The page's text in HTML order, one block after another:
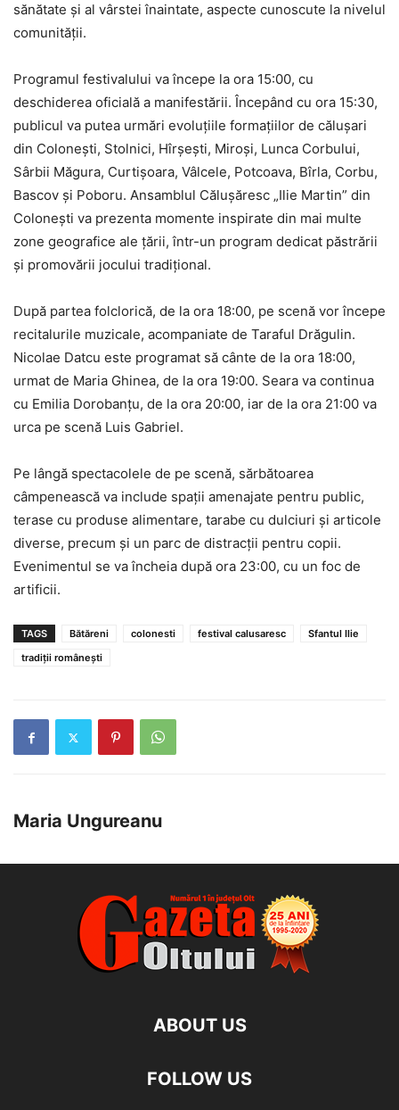
sănătate și al vârstei înaintate, aspecte cunoscute la nivelul
comunității.
Programul festivalului va începe la ora 15:00, cu
deschiderea oficială a manifestării. Începând cu ora 15:30,
publicul va putea urmări evoluțiile formațiilor de călușari
din Colonești, Stolnici, Hîrșești, Miroși, Lunca Corbului,
Sârbii Măgura, Curtișoara, Vâlcele, Potcoava, Bîrla, Corbu,
Bascov și Poboru. Ansamblul Călușăresc „Ilie Martin” din
Colonești va prezenta momente inspirate din mai multe
zone geografice ale țării, într-un program dedicat păstrării
și promovării jocului tradițional.
După partea folclorică, de la ora 18:00, pe scenă vor începe
recitalurile muzicale, acompaniate de Taraful Drăgulin.
Nicolae Datcu este programat să cânte de la ora 18:00,
urmat de Maria Ghinea, de la ora 19:00. Seara va continua
cu Emilia Dorobanțu, de la ora 20:00, iar de la ora 21:00 va
urca pe scenă Luis Gabriel.
Pe lângă spectacolele de pe scenă, sărbătoarea
câmpenească va include spații amenajate pentru public,
terase cu produse alimentare, tarabe cu dulciuri și articole
diverse, precum și un parc de distracții pentru copii.
Evenimentul se va încheia după ora 23:00, cu un foc de
artificii.
TAGS Bătăreni colonesti festival calusaresc
Sfantul Ilie
tradiții românești
Maria Ungureanu
ABOUT US
FOLLOW US